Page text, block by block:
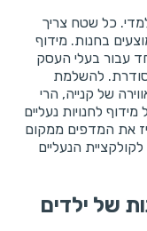
כל שטח צריך
בחנות. מידוף
עבור בעלי העסק
להשלמת
של קנייה, הרי
לחנויות נעליים
את המדפים ממקום
הנעליים
של ילדים